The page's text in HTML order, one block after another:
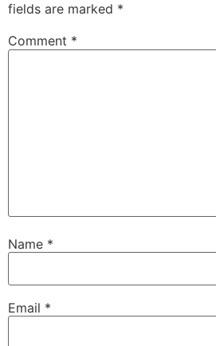
fields are marked *
Comment *
Name *
Email *